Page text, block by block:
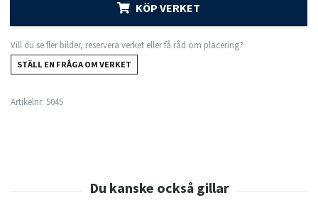
KÖP VERKET
Vill du se fler bilder, reservera verket eller få råd om placering?
STÄLL EN FRÅGA OM VERKET
Artikelnr: 5045